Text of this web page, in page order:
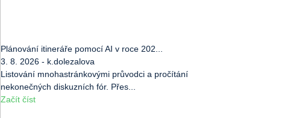
Plánování itineráře pomocí AI v roce 202...
3. 8. 2026 - k.dolezalova
Listování mnohastránkovými průvodci a pročítání
nekonečných diskuzních fór. Přes...
Začít číst